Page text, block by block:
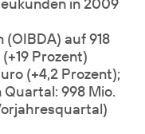
auf 918
Prozent)
(+4,2 Prozent);
998 Mio.